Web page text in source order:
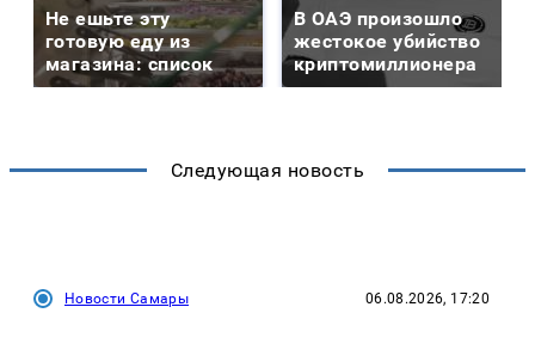
Не ешьте эту
готовую еду из
магазина: список
В ОАЭ произошло
жестокое убийство
криптомиллионера
Следующая новость
Новости Самары 06.08.2026, 17:20